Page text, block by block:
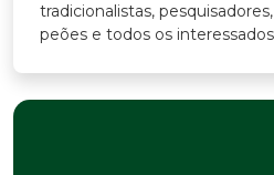
pesquisadores,
e todos os interessados na